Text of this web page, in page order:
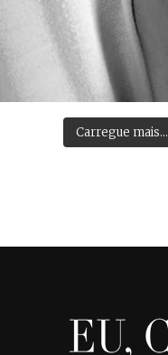
Carregue mais…